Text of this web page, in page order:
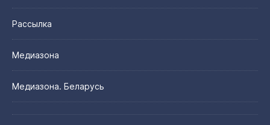
Рассылка
Медиазона
Медиазона. Беларусь